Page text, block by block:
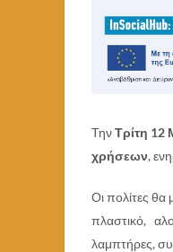
ΤηνΤρίτη 12
χρήσεων,
Οι πολίτες
πλαστικό,
λαμπτήρες,